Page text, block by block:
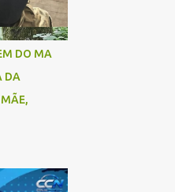
DO MA
DA
do acidente deverão ser
autoridades competentes. ...